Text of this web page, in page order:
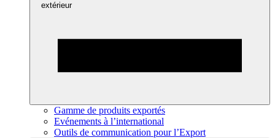
extérieur
Gamme de produits exportés
Evénements à l’international
Outils de communication pour l’Export